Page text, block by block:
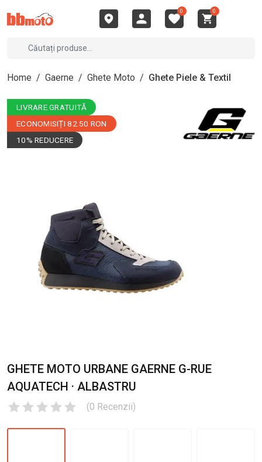
0 0
Home / Gaerne / Ghete Moto / Ghete Piele & Textil
LIVRARE GRATUITĂ
ECONOMISIȚI 82.50 RON
10% REDUCERE
GHETE MOTO URBANE GAERNE G-RUE
AQUATECH · ALBASTRU
(0 Recenzii)